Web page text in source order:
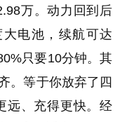
万。动力回到后
电池，续航可达
只要10分钟。其
。等于你放弃了四
远、充得更快。经